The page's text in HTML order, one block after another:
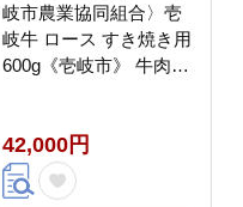
岐市農業協同組合〉壱
岐牛 ロース すき焼き用
600g《壱岐市》 牛肉
42000円
42,000円